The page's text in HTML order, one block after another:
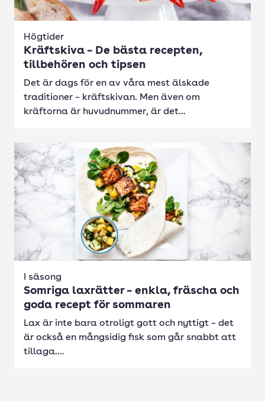
Högtider
Kräftskiva – De bästa recepten,
tillbehören och tipsen
Det är dags för en av våra mest älskade
traditioner – kräftskivan. Men även om
kräftorna är huvudnummer, är det...
I säsong
Somriga laxrätter – enkla, fräscha och
goda recept för sommaren
Lax är inte bara otroligt gott och nyttigt – det
är också en mångsidig fisk som går snabbt att
tillaga....